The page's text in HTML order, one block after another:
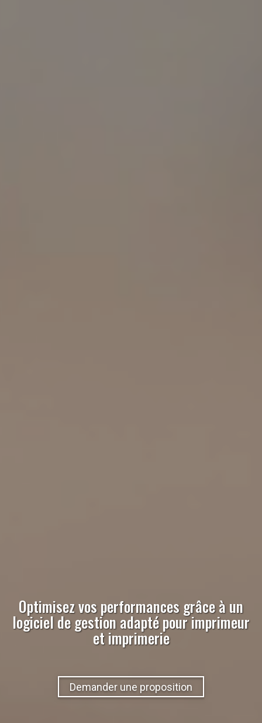
Optimisez vos performances grâce à un
logiciel de gestion adapté pourimprimeur
et imprimerie
Demander une proposition